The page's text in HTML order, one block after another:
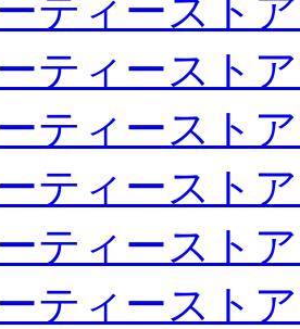
ティースト
ティースト
ティースト
ティースト
ティースト
ティースト